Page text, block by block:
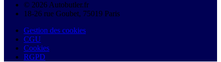
© 2026 Autobutler.fr
18-26 rue Goubet, 75019 Paris
Gestion des cookies
CGU
Cookies
RGPD